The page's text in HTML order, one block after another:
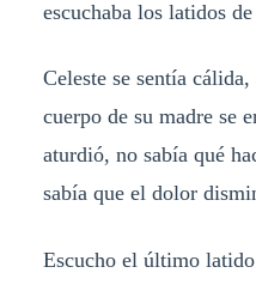
escuchaba los latidos
Celeste se sentía
cuerpo de su madre se
aturdió, no sabía qué
sabía que el dolor
Escucho el último